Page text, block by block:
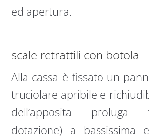
ed apertura.
scale retrattili con botola
Alla cassa è fissato un
truciolare apribile e
dell’apposita
dotazione) a bassissima